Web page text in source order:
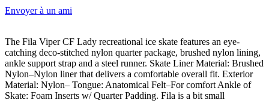
Envoyer à un ami
The Fila Viper CF Lady recreational ice skate features an eye-
catching deco-stitched nylon quarter package, brushed nylon lining,
ankle support strap and a steel runner. Skate Liner Material: Brushed
Nylon–Nylon liner that delivers a comfortable overall fit. Exterior
Material: Nylon– Tongue: Anatomical Felt–For comfort Ankle of
Skate: Foam Inserts w/ Quarter Padding. Fila is a bit small